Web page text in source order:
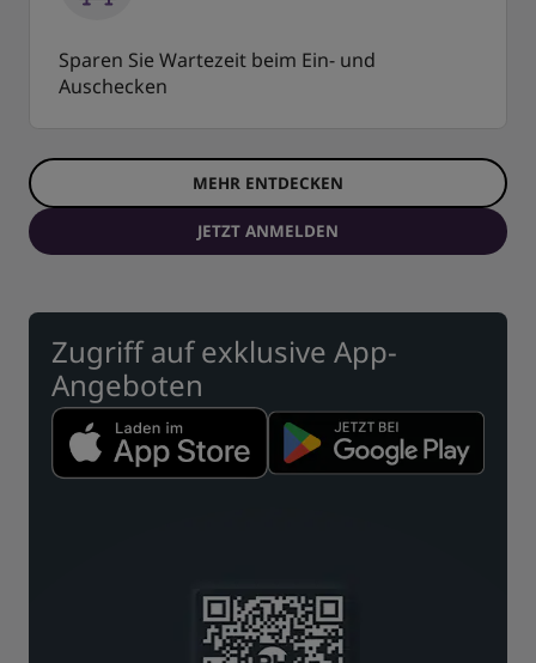
Sparen Sie Wartezeit beim Ein- und
Auschecken
MEHR ENTDECKEN
JETZT ANMELDEN
Zugriff auf exklusive App-
Angeboten